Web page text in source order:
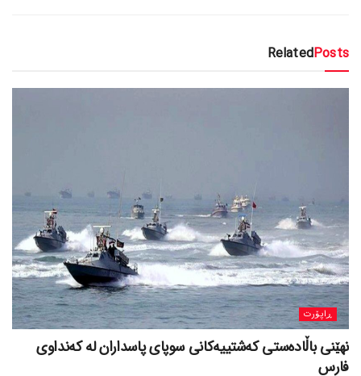
RelatedPosts
ڕاپۆرت
نهێنی باڵادەستی کەشتییەکانی سوپای پاسداران لە کەنداوی
فارس